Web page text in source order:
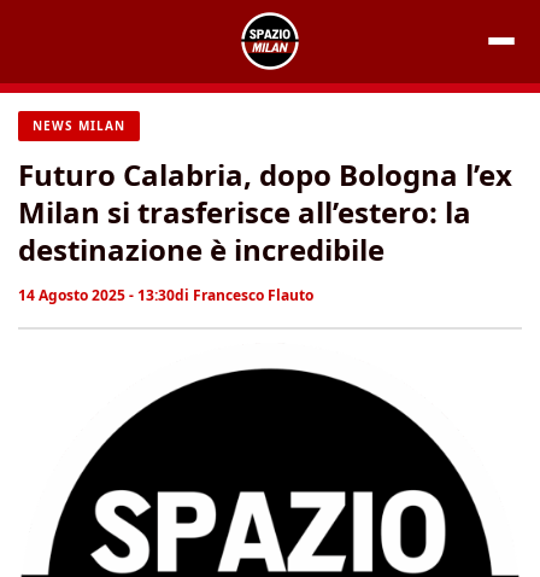
contenuto
NEWS MILAN
Futuro Calabria, dopo Bologna l’ex
Milan si trasferisce all’estero: la
destinazione è incredibile
14 Agosto 2025 - 13:30di Francesco Flauto